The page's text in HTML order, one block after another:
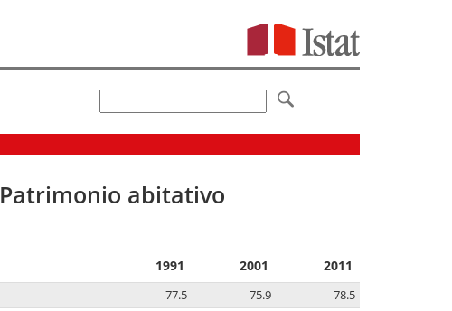
Patrimonio abitativo
1991 2001 2011
77.5 75.9
78.5